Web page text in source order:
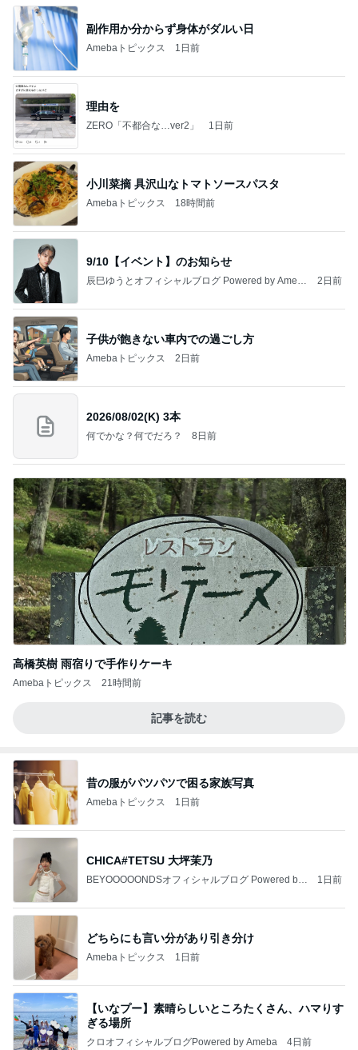
副作用か分からず身体がダルい日
Amebaトピックス 1日前
理由を
ZERO「不都合な…ver2」 1日前
小川菜摘 具沢山なトマトソースパスタ
Amebaトピックス 18時間前
9/10【イベント】のお知らせ
辰巳ゆうとオフィシャルブログ Powered by Ameb
2日前
子供が飽きない車内での過ごし方
Amebaトピックス 2日前
2026/08/02(K) 3本
何でかな？何でだろ？ 8日前
高橋英樹 雨宿りで手作りケーキ
Amebaトピックス 21時間前
記事を読む
昔の服がパツパツで困る家族写真
Amebaトピックス 1日前
CHICA#TETSU 大坪茉乃
BEYOOOOONDSオフィシャルブログ Powered by
1日前
どちらにも言い分があり引き分け
Amebaトピックス 1日前
【いなプー】素晴らしいところたくさん、ハマりす
ぎる場所
クロオフィシャルブログPowered by Ameba 4日前